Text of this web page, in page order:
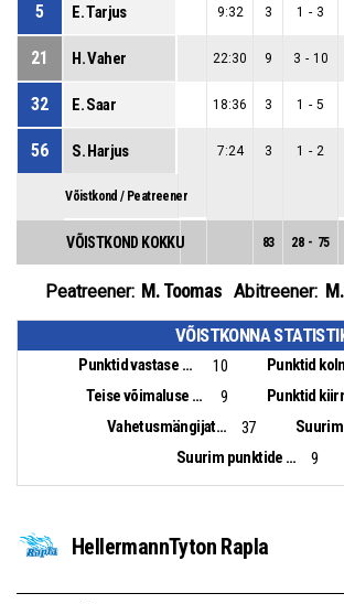
5 E. Tarjus 9:32 3 1 - 3
21 H. Vaher 22:30 9 3 - 10
32 E. Saar 18:36 3 1 - 5
56 S. Harjus 7:24 3 1 - 2
Võistkond / Peatreener
VÕISTKOND KOKKU 83 28 - 75
Peatreener: M. Toomas Abitreener:
VÕISTKONNA
Punktid vastase pallikaotusest: 10
Teise võimaluse punktid:
9
Vahetusmängijate punktid:
37
Suurim punktide vahe:
9
HellermannTyton Rapla